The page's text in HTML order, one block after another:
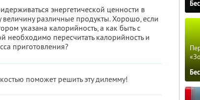
энергетической ценности в
величину различные продукты. Хорошо, если
указана калорийность, а как быть с
пересчитать калорийность и
приготовления?
поможет решить эту дилемму!